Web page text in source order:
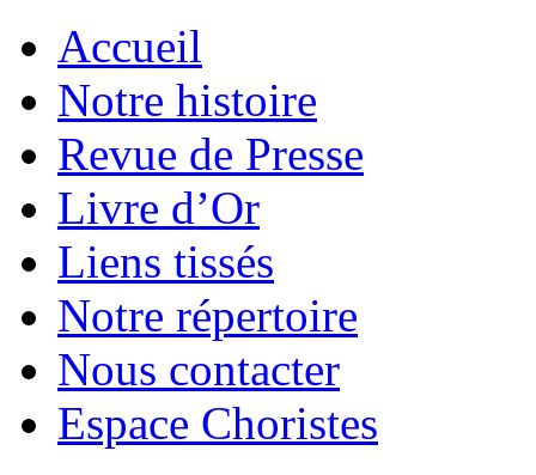
Accueil
Notre histoire
Revue de Presse
Livre d’Or
Liens tissés
Notre répertoire
Nous contacter
Espace Choristes